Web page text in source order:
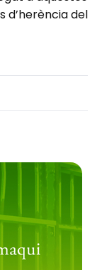
d’herència del